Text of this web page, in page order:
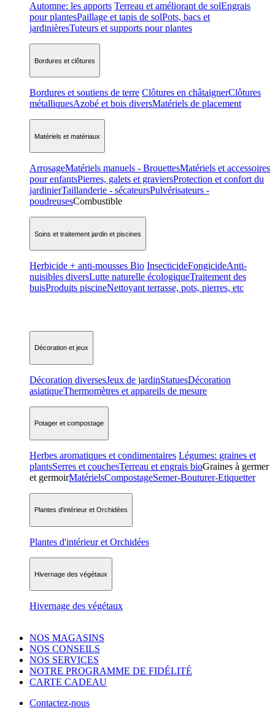
Automne: les apports Terreau et améliorant de solEngrais
pour plantesPaillage et tapis de solPots, bacs et
jardinièresTuteurs et supports pour plantes
Bordures et clôtures
Bordures et soutiens de terre Clôtures en châtaignerClôtures
métalliquesAzobé et bois diversMatériels de placement
Matériels et matériaux
ArrosageMatériels manuels - BrouettesMatériels et accessoires
pour enfantsPierres, galets et graviersProtection et confort du
jardinierTaillanderie - sécateursPulvérisateurs -
poudreusesCombustible
Soins et traitement jardin et piscines
Herbicide + anti-mousses Bio InsecticideFongicideAnti-
nuisibles diversLutte naturelle écologiqueTraitement des
buisProduits piscineNettoyant terrasse, pots, pierres, etc
Décoration et jeux
Décoration diversesJeux de jardinStatuesDécoration
asiatiqueThermomètres et appareils de mesure
Potager et compostage
Herbes aromatiques et condimentaires Légumes: graines et
plantsSerres et couchesTerreau et engrais bioGraines à germer
et germoirMatérielsCompostageSemer-Bouturer-Etiquetter
Plantes d'intérieur et Orchidées
Plantes d'intérieur et Orchidées
Hivernage des végétaux
Hivernage des végétaux
NOS MAGASINS
NOS CONSEILS
NOS SERVICES
NOTRE PROGRAMME DE FIDÉLITÉ
CARTE CADEAU
Contactez-nous